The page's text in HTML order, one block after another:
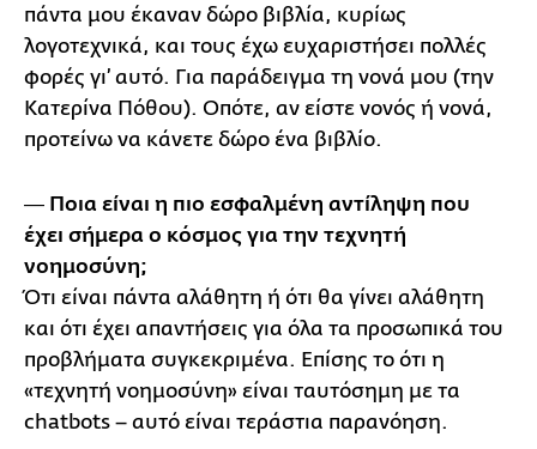
πάντα μου έκαναν δώρο βιβλία, κυρίως
λογοτεχνικά, και τους έχω ευχαριστήσει πολλές
φορές γι’ αυτό. Για παράδειγμα τη νονά μου (την
Κατερίνα Πόθου). Οπότε, αν είστε νονός ή νονά,
προτείνω να κάνετε δώρο ένα βιβλίο.
― Ποια είναι η πιο εσφαλμένη αντίληψη που
έχει σήμερα ο κόσμος για την τεχνητή
νοημοσύνη;
Ότι είναι πάντα αλάθητη ή ότι θα γίνει αλάθητη
και ότι έχει απαντήσεις για όλα τα προσωπικά του
προβλήματα συγκεκριμένα. Επίσης το ότι η
«τεχνητή νοημοσύνη» είναι ταυτόσημη με τα
chatbots – αυτό είναι τεράστια παρανόηση.